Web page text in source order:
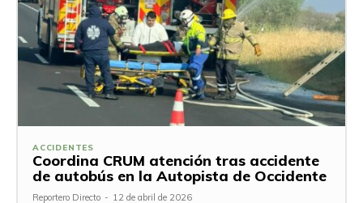
ACCIDENTES
Coordina CRUM atención tras accidente
de autobús en la Autopista de Occidente
Reportero Directo - 12 de abril de 2026